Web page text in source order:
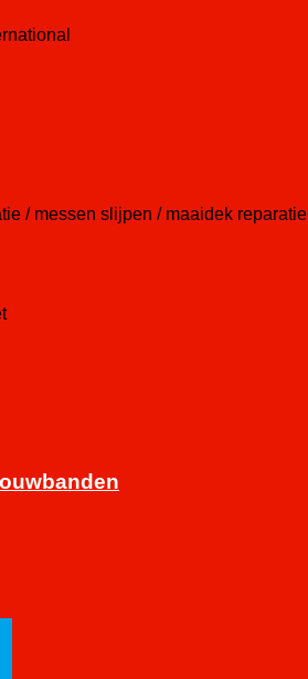
/ messen slijpen / maaidek reparatie